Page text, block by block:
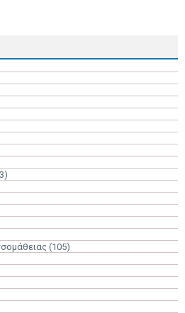
(105)